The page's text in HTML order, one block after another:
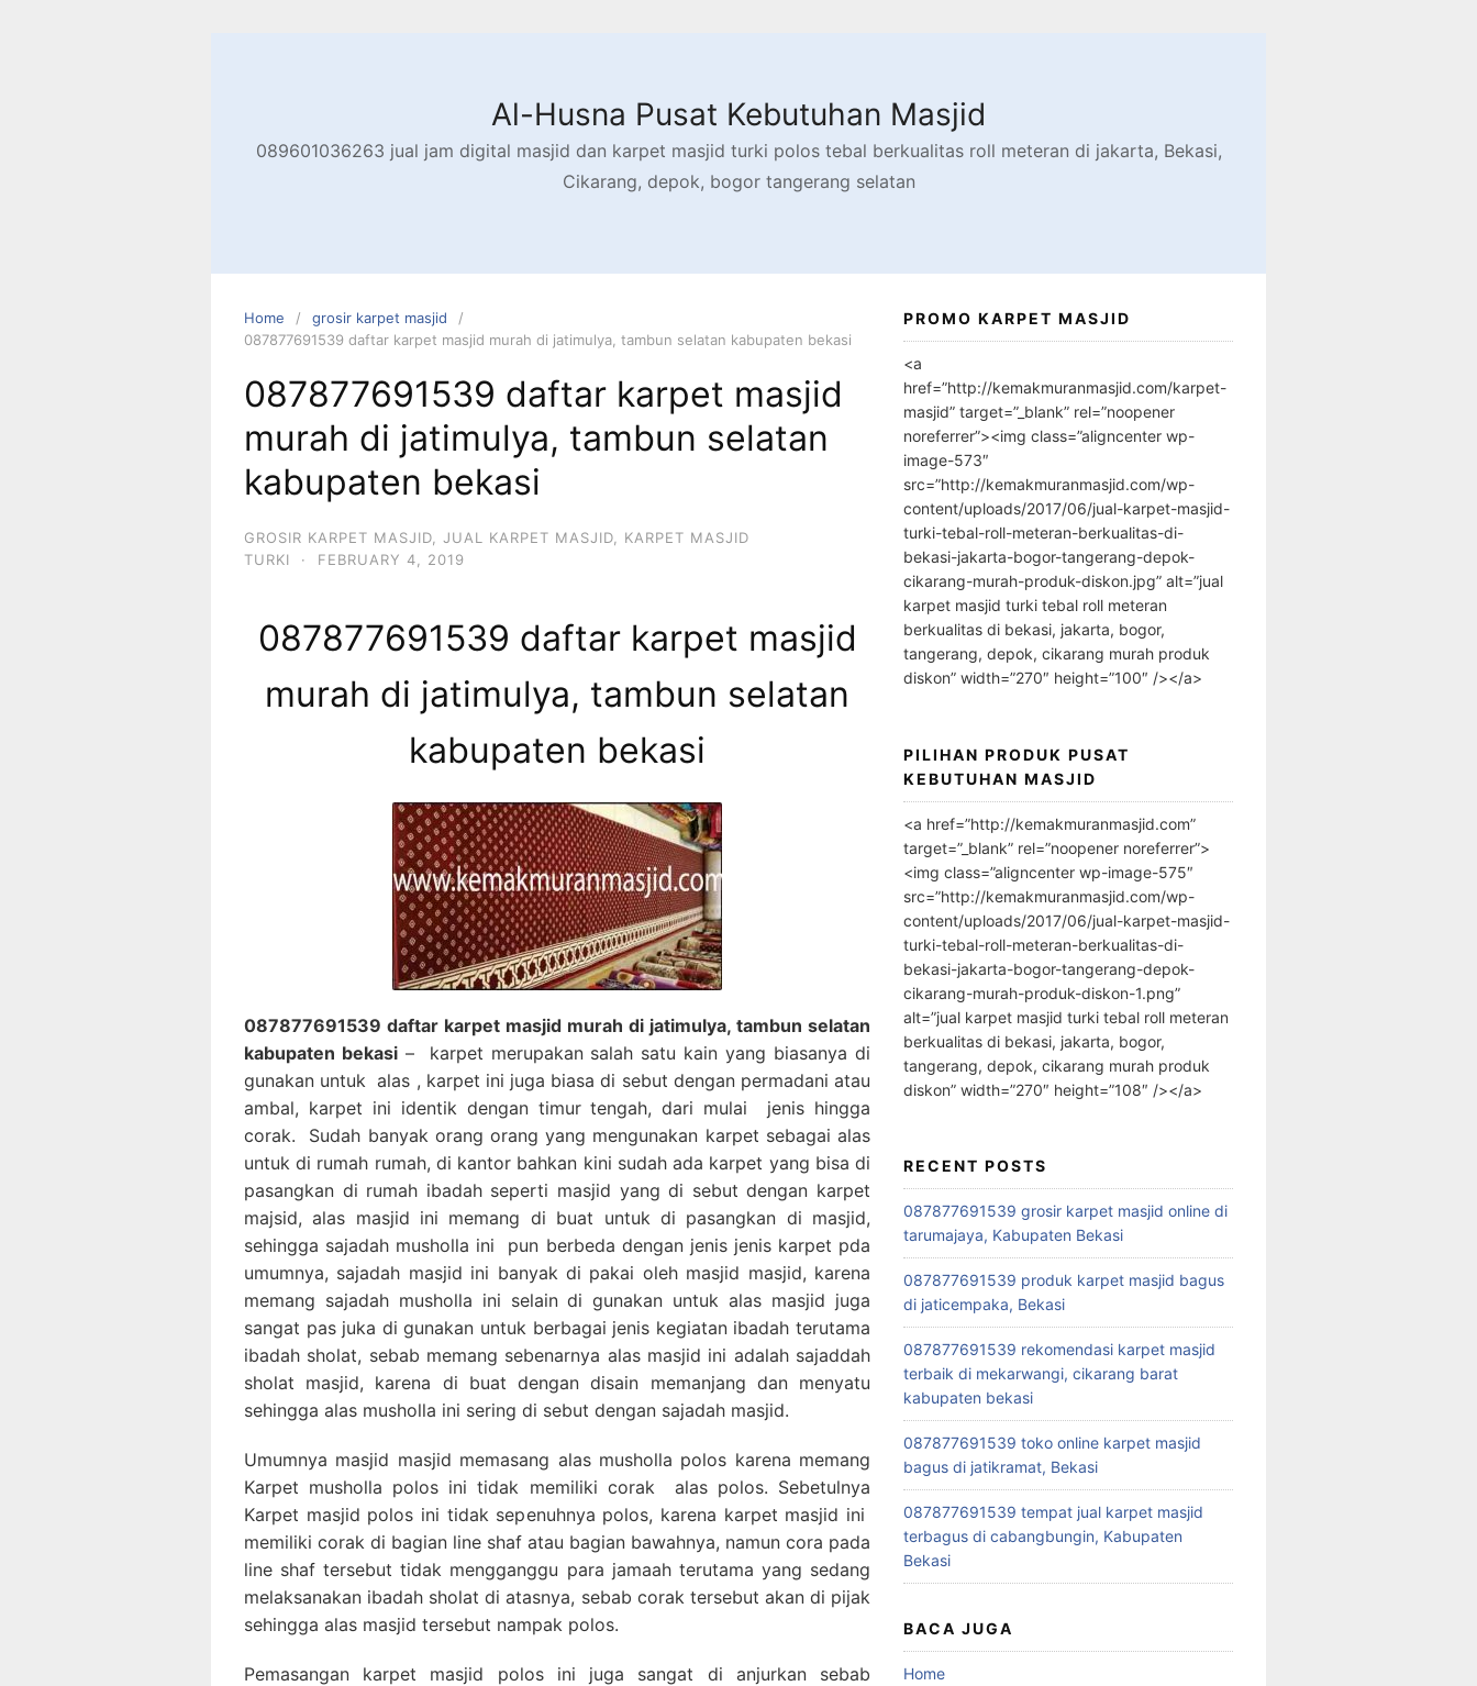
Al-Husna Pusat Kebutuhan Masjid
089601036263 jual jam digital masjid dan karpet masjid turki polos tebal berkualitas roll meteran di jakarta, Bekasi,
Cikarang, depok, bogor tangerang selatan
Home
grosir karpet masjid
087877691539 daftar karpet masjid murah di jatimulya, tambun selatan kabupaten bekasi
087877691539 daftar karpet masjid
murah di jatimulya, tambun selatan
kabupaten bekasi
GROSIR KARPET MASJID JUAL KARPET MASJID
KARPET MASJID
TURKI
· FEBRUARY 4, 2019
087877691539 daftar karpet masjid
murah di jatimulya, tambun selatan
kabupaten bekasi
087877691539 daftar karpet masjid murah di jatimulya, tambun selatan
kabupaten bekasi– karpet merupakan salah satu kain yang biasanya di
gunakan untuk alas , karpet ini juga biasa di sebut dengan permadani atau
ambal, karpet ini identik dengan timur tengah, dari mulai jenis hingga
corak. Sudah banyak orang orang yang mengunakan karpet sebagai alas
untuk di rumah rumah, di kantor bahkan kini sudah ada karpet yang bisa di
pasangkan di rumah ibadah seperti masjid yang di sebut dengan karpet
majsid, alas masjid ini memang di buat untuk di pasangkan di masjid,
sehingga sajadah musholla ini pun berbeda dengan jenis jenis karpet pda
umumnya, sajadah masjid ini banyak di pakai oleh masjid masjid, karena
memang sajadah musholla ini selain di gunakan untuk alas masjid juga
sangat pas juka di gunakan untuk berbagai jenis kegiatan ibadah terutama
ibadah sholat, sebab memang sebenarnya alas masjid ini adalah sajaddah
sholat masjid, karena di buat dengan disain memanjang dan menyatu
sehingga alas musholla ini sering di sebut dengan sajadah masjid.
Umumnya masjid masjid memasang alas musholla polos karena memang
Karpet musholla polos ini tidak memiliki corak alas polos. Sebetulnya
Karpet masjid polos ini tidak sepenuhnya polos, karena karpet masjid ini
memiliki corak di bagian line shaf atau bagian bawahnya, namun cora pada
line shaf tersebut tidak mengganggu para jamaah terutama yang sedang
melaksanakan ibadah sholat di atasnya, sebab corak tersebut akan di pijak
sehingga alas masjid tersebut nampak polos.
Pemasangan karpet masjid polos ini juga sangat di anjurkan sebab
PROMO KARPET MASJID
<a
href=”http://kemakmuranmasjid.com/karpet-
masjid” target=”_blank” rel=”noopener
noreferrer”><img class=”aligncenter wp-
image-573″
src=”http://kemakmuranmasjid.com/wp-
content/uploads/2017/06/jual-karpet-masjid-
turki-tebal-roll-meteran-berkualitas-di-
bekasi-jakarta-bogor-tangerang-depok-
cikarang-murah-produk-diskon.jpg” alt=”jual
karpet masjid turki tebal roll meteran
berkualitas di bekasi, jakarta, bogor,
tangerang, depok, cikarang murah produk
diskon” width=”270″ height=”100″ /></a>
PILIHAN PRODUK PUSAT
KEBUTUHAN MASJID
<a href=”http://kemakmuranmasjid.com”
target=”_blank” rel=”noopener noreferrer”>
<img class=”aligncenter wp-image-575″
src=”http://kemakmuranmasjid.com/wp-
content/uploads/2017/06/jual-karpet-masjid-
turki-tebal-roll-meteran-berkualitas-di-
bekasi-jakarta-bogor-tangerang-depok-
cikarang-murah-produk-diskon-1.png”
alt=”jual karpet masjid turki tebal roll meteran
berkualitas di bekasi, jakarta, bogor,
tangerang, depok, cikarang murah produk
diskon” width=”270″ height=”108″ /></a>
RECENT POSTS
087877691539 grosir karpet masjid online di
tarumajaya, Kabupaten Bekasi
087877691539 produk karpet masjid bagus
di jaticempaka, Bekasi
087877691539 rekomendasi karpet masjid
terbaik di mekarwangi, cikarang barat
kabupaten bekasi
087877691539 toko online karpet masjid
bagus di jatikramat, Bekasi
087877691539 tempat jual karpet masjid
terbagus di cabangbungin, Kabupaten
Bekasi
BACA JUGA
Home